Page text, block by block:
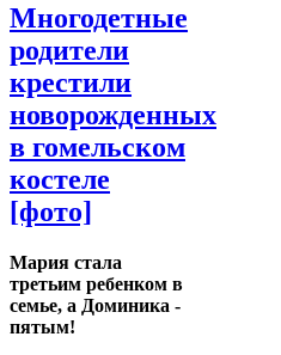
Многодетные
родители
крестили
новорожденных
в гомельском
костеле
[фото]
Мария стала
третьим ребенком в
семье, а Доминика -
пятым!